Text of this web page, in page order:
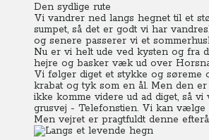
Den sydlige rute
Vi vandrer ned langs hegnet til et
sumpet, så det er godt vi har
og senere passerer vi et
Nu er vi helt ude ved kysten og fra
hejre og basker væk ud over
Vi følger diget et stykke og
krabat og tyk som en ål. Men den
ikke komme videre ud ad diget, så
grusvej - Telefonstien. Vi kan vælge
Men vejret er pragtfuldt denne